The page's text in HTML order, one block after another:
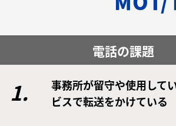
電話の課題
1.
事務所が留守や使用して
ビスで転送をかけている